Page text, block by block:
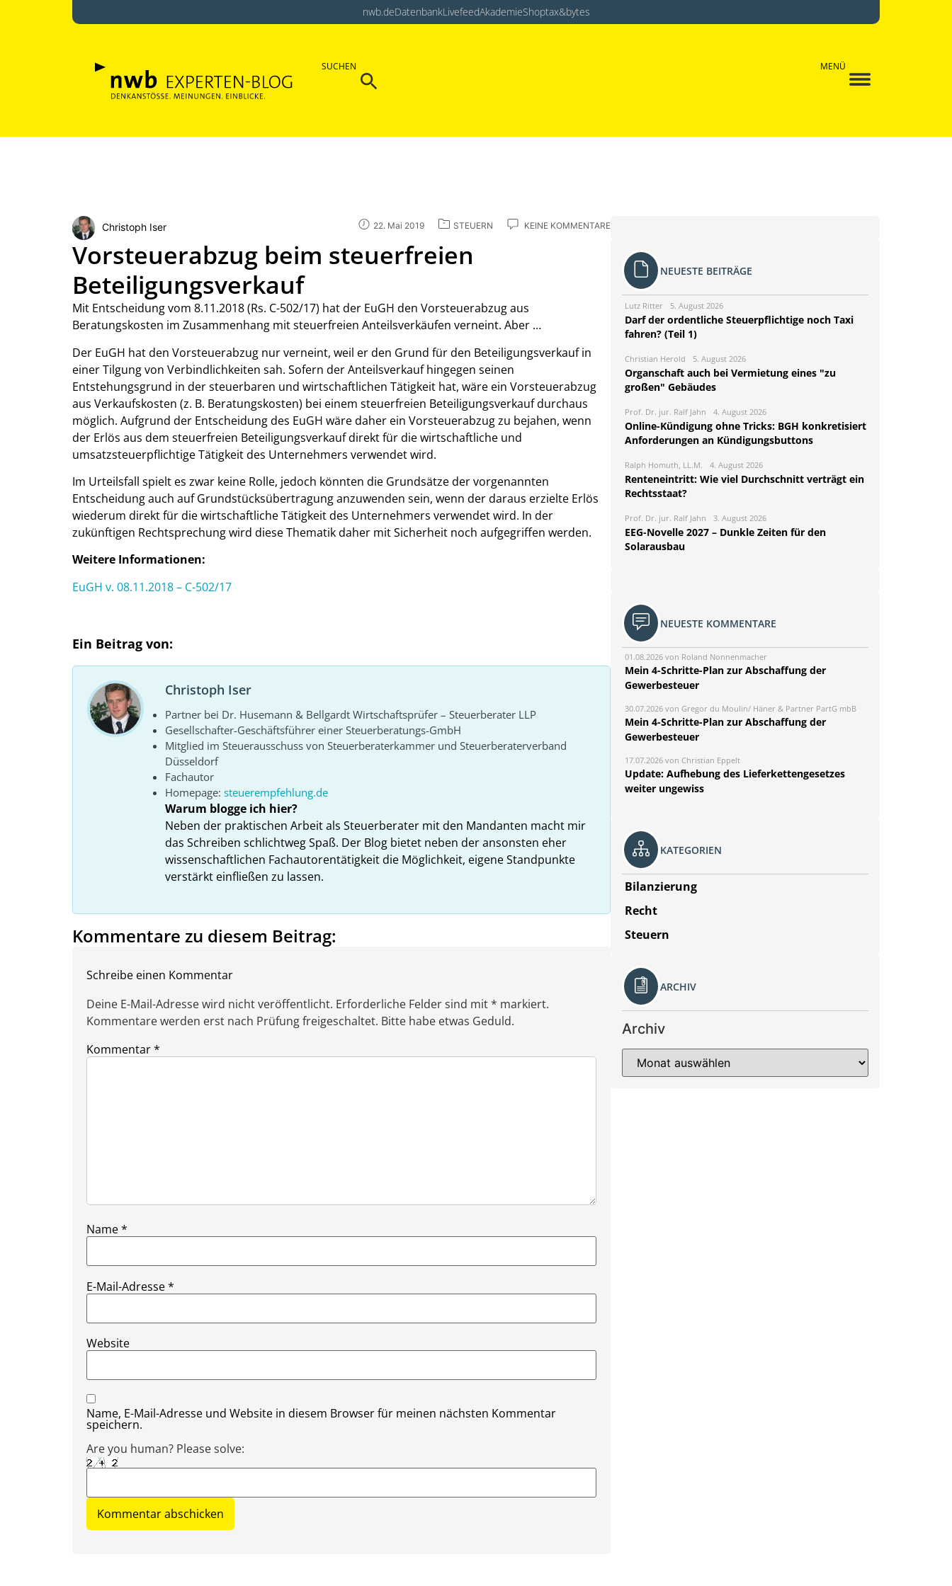
nwb.deDatenbankLivefeedAkademieShoptax&bytes
SUCHEN
Search
MENÜ
Christoph Iser 22. Mai 2019 STEUERN KEINE KOMMENTARE
Vorsteuerabzug beim steuerfreien
Beteiligungsverkauf
Mit Entscheidung vom 8.11.2018 (Rs. C-502/17) hat der EuGH den Vorsteuerabzug aus
Beratungskosten im Zusammenhang mit steuerfreien Anteilsverkäufen verneint. Aber …
Der EuGH hat den Vorsteuerabzug nur verneint, weil er den Grund für den Beteiligungsverkauf in
einer Tilgung von Verbindlichkeiten sah. Sofern der Anteilsverkauf hingegen seinen
Entstehungsgrund in der steuerbaren und wirtschaftlichen Tätigkeit hat, wäre ein Vorsteuerabzug
aus Verkaufskosten (z. B. Beratungskosten) bei einem steuerfreien Beteiligungsverkauf durchaus
möglich. Aufgrund der Entscheidung des EuGH wäre daher ein Vorsteuerabzug zu bejahen, wenn
der Erlös aus dem steuerfreien Beteiligungsverkauf direkt für die wirtschaftliche und
umsatzsteuerpflichtige Tätigkeit des Unternehmers verwendet wird.
Im Urteilsfall spielt es zwar keine Rolle, jedoch könnten die Grundsätze der vorgenannten
Entscheidung auch auf Grundstücksübertragung anzuwenden sein, wenn der daraus erzielte Erlös
wiederum direkt für die wirtschaftliche Tätigkeit des Unternehmers verwendet wird. In der
zukünftigen Rechtsprechung wird diese Thematik daher mit Sicherheit noch aufgegriffen werden.
Weitere Informationen:
EuGH v. 08.11.2018 – C-502/17
Ein Beitrag von:
Christoph Iser
Partner bei Dr. Husemann & Bellgardt Wirtschaftsprüfer – Steuerberater LLP
Gesellschafter-Geschäftsführer einer Steuerberatungs-GmbH
Mitglied im Steuerausschuss von Steuerberaterkammer und Steuerberaterverband
Düsseldorf
Fachautor
Homepage: steuerempfehlung.de
Warum blogge ich hier?
Neben der praktischen Arbeit als Steuerberater mit den Mandanten macht mir
das Schreiben schlichtweg Spaß. Der Blog bietet neben der ansonsten eher
wissenschaftlichen Fachautorentätigkeit die Möglichkeit, eigene Standpunkte
verstärkt einfließen zu lassen.
Kommentare zu diesem Beitrag:
Schreibe einen Kommentar
Deine E-Mail-Adresse wird nicht veröffentlicht. Erforderliche Felder sind mit * markiert.
Kommentare werden erst nach Prüfung freigeschaltet. Bitte habe etwas Geduld.
Kommentar*
Name*
E-Mail-Adresse*
Website
Name, E-Mail-Adresse und Website in diesem Browser für meinen nächsten Kommentar
speichern.
Are you human? Please solve:
NEUESTE BEITRÄGE
Lutz Ritter 5. August 2026
Darf der ordentliche Steuerpflichtige noch Taxi
fahren? (Teil 1)
Christian Herold 5. August 2026
Organschaft auch bei Vermietung eines "zu
großen" Gebäudes
Prof. Dr. jur. Ralf Jahn 4. August 2026
Online-Kündigung ohne Tricks: BGH konkretisiert
Anforderungen an Kündigungsbuttons
Ralph Homuth, LL.M. 4. August 2026
Renteneintritt: Wie viel Durchschnitt verträgt ein
Rechtsstaat?
Prof. Dr. jur. Ralf Jahn 3. August 2026
EEG-Novelle 2027 – Dunkle Zeiten für den
Solarausbau
NEUESTE KOMMENTARE
01.08.2026 von Roland Nonnenmacher
Mein 4-Schritte-Plan zur Abschaffung der
Gewerbesteuer
30.07.2026 von Gregor du Moulin/ Häner & Partner PartG mbB
Mein 4-Schritte-Plan zur Abschaffung der
Gewerbesteuer
17.07.2026 von Christian Eppelt
Update: Aufhebung des Lieferkettengesetzes
weiter ungewiss
KATEGORIEN
Bilanzierung
Recht
Steuern
ARCHIV
Archiv